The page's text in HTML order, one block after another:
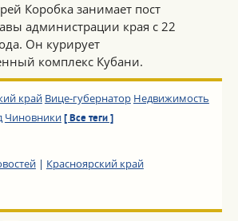
Коробка занимает пост
администрации края с 22
Он курирует
комплекс Кубани.
край Вице-губернатор Недвижимость
Чиновники [ Все теги ]
| Красноярский край